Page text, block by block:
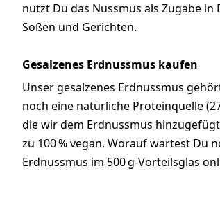
nutzt Du das Nussmus als Zugabe
Soßen und Gerichten.
Gesalzenes Erdnussmus kaufen
Unser gesalzenes Erdnussmus
noch eine natürliche Proteinquelle
die wir dem Erdnussmus
zu 100 % vegan. Worauf wartest Du
Erdnussmus im 500 g-Vorteilsglas